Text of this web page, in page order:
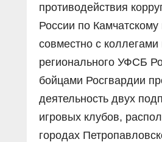
противодействия
России по Камчатскому
совместно с коллегами
регионального УФСБ
бойцами Росгвардии
деятельность двух
игровых клубов,
городах